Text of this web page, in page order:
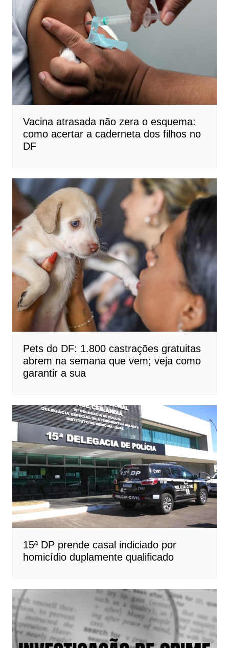
Vacina atrasada não zera o esquema:
como acertar a caderneta dos filhos no
DF
Pets do DF: 1.800 castrações gratuitas
abrem na semana que vem; veja como
garantir a sua
15ª DP prende casal indiciado por
homicídio duplamente qualificado